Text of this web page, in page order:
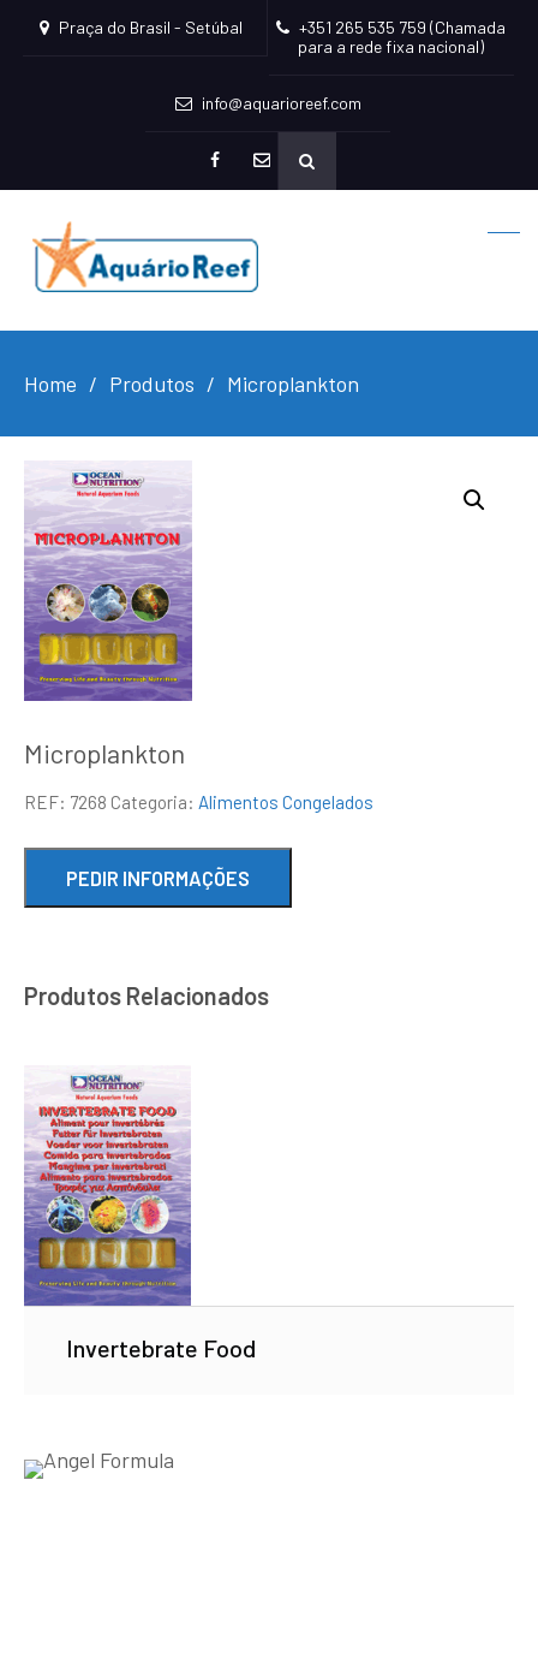
Praça do Brasil - Setúbal
+351 265 535 759 (Chamada
para a rede fixa nacional)
info@aquarioreef.com
mailto
Home Produtos Microplankton
Microplankton
REF: 7268 Categoria: Alimentos Congelados
Produtos Relacionados
Invertebrate Food